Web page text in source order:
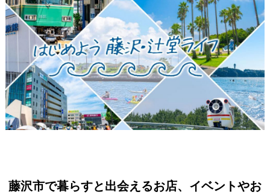
藤沢市で暮らすと出会えるお店、イベントやお